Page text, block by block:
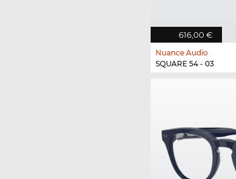
616,00 €
Nuance Audio
SQUARE 54 - 03